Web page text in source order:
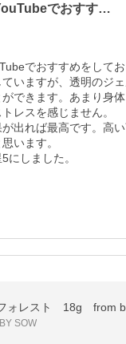
でおすす…
でおすすめをして
いますが、透明のジ
できます。あまり身
レスを感じません。
出れば最高です。高
います。
にしました。
ォレスト 18g from
SOW